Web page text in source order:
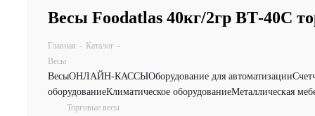
Весы Foodatlas 40кг/2гр ВТ-40С
Главная - Каталог -
Весы
ВесыОНЛАЙН-КАССЫОборудование для автоматизации
оборудованиеКлиматическое оборудованиеМеталлическая
Торговые весы